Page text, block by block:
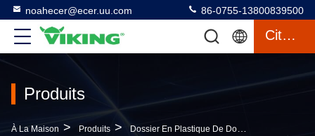
noahecer@ecer.uu.com 86-0755-13800839500
Citation
Produits
À La Maison > Produits > Dossier En Plastique De Document